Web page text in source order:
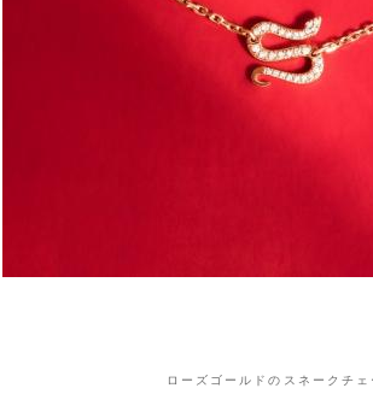
ローズゴールドのスネークチ